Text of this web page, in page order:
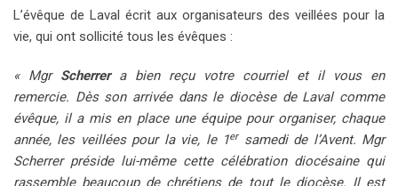
L’évêque de Laval écrit aux organisateurs des veillées pour la
vie, qui ont sollicité tous les évêques :
« Mgr Scherrera bien reçu votre courriel et il vous en
remercie. Dès son arrivée dans le diocèse de Laval comme
évêque, il a mis en place une équipe pour organiser, chaque
année, les veillées pour la vie, le 1ersamedi de l’Avent. Mgr
Scherrer préside lui-même cette célébration diocésaine qui
rassemble beaucoup de chrétiens de tout le diocèse. Il est